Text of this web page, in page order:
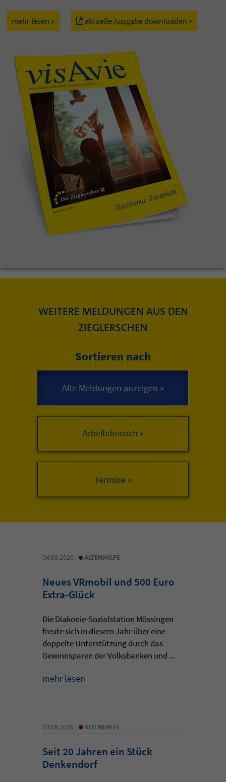
mehr lesen » aktuelle Ausgabe downloaden »
WEITERE MELDUNGEN AUS DEN
ZIEGLERSCHEN
Sortieren nach
Arbeitsbereich »
04.08.2026 | • ALTENHILFE
Neues VRmobil und 500 Euro
Extra-Glück
Die Diakonie-Sozialstation Mössingen
freute sich in diesem Jahr über eine
doppelte Unterstützung durch das
Gewinnsparen der Volksbanken und ...
mehr lesen
03.08.2026 | • ALTENHILFE
Seit 20 Jahren ein Stück
Denkendorf